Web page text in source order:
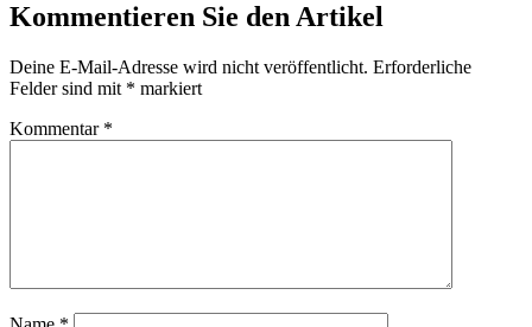
Kommentieren Sie den Artikel
Deine E-Mail-Adresse wird nicht veröffentlicht. Erforderliche
Felder sind mit * markiert
Kommentar *